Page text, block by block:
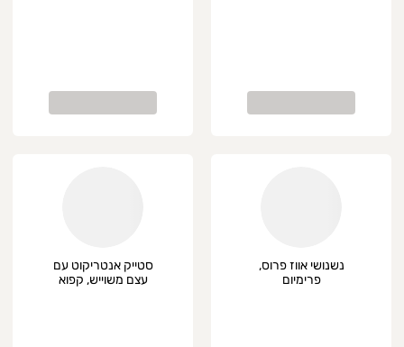
נשנושי אווז פרוס,
פרימיום
סטייק אנטריקוט עם
עצם משוייש, קפוא